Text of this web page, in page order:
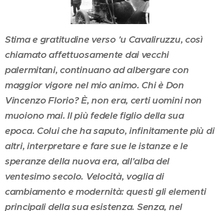
Stima e gratitudine verso 'u Cavaliruzzu, così
chiamato affettuosamente dai vecchi
palermitani, continuano ad albergare con
maggior vigore nel mio animo. Chi è Don
Vincenzo Florio? È, non era, certi uomini non
muoiono mai. Il più fedele figlio della sua
epoca. Colui che ha saputo, infinitamente più di
altri, interpretare e fare sue le istanze e le
speranze della nuova era, all'alba del
ventesimo secolo. Velocità, voglia di
cambiamento e modernità: questi gli elementi
principali della sua esistenza. Senza, nel